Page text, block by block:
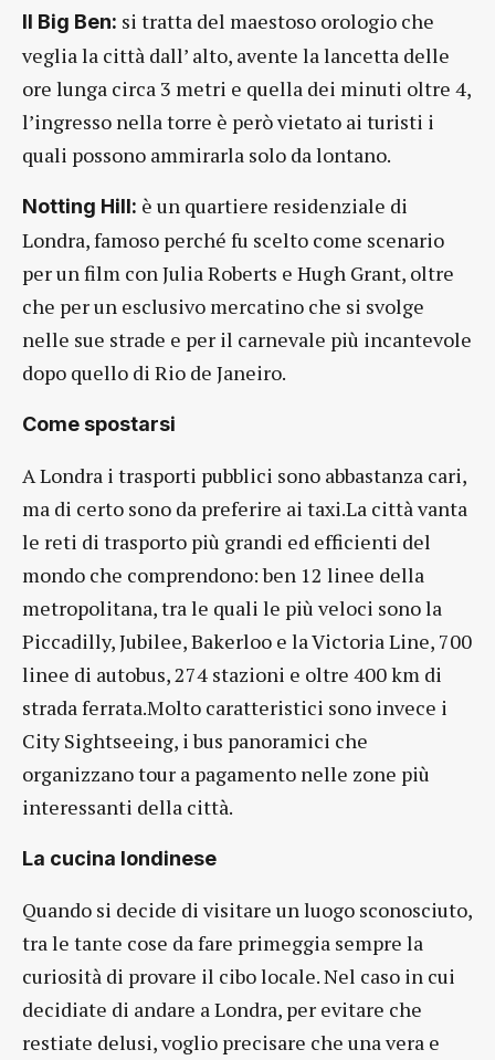
Il Big Ben: si tratta del maestoso orologio che
veglia la città dall’ alto, avente la lancetta delle
ore lunga circa 3 metri e quella dei minuti oltre 4,
l’ingresso nella torre è però vietato ai turisti i
quali possono ammirarla solo da lontano.
Notting Hill: è un quartiere residenziale di
Londra, famoso perché fu scelto come scenario
per un film con Julia Roberts e Hugh Grant, oltre
che per un esclusivo mercatino che si svolge
nelle sue strade e per il carnevale più incantevole
dopo quello di Rio de Janeiro.
Come spostarsi
A Londra i trasporti pubblici sono abbastanza cari,
ma di certo sono da preferire ai taxi.La città vanta
le reti di trasporto più grandi ed efficienti del
mondo che comprendono: ben 12 linee della
metropolitana, tra le quali le più veloci sono la
Piccadilly, Jubilee, Bakerloo e la Victoria Line, 700
linee di autobus, 274 stazioni e oltre 400 km di
strada ferrata.Molto caratteristici sono invece i
City Sightseeing, i bus panoramici che
organizzano tour a pagamento nelle zone più
interessanti della città.
La cucina londinese
Quando si decide di visitare un luogo sconosciuto,
tra le tante cose da fare primeggia sempre la
curiosità di provare il cibo locale. Nel caso in cui
decidiate di andare a Londra, per evitare che
restiate delusi, voglio precisare che una vera e